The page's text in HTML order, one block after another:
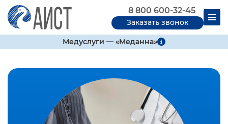
8 800 600-32-45
Заказать звонок
Медуслуги — «Меданна»